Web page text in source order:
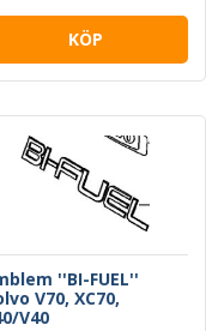
KÖP
''BI-FUEL''
V70, XC70,
V40